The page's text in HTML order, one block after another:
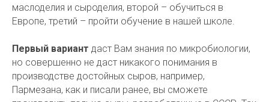
маслоделия и сыроделия, второй – обучиться в
Европе, третий – пройти обучение в нашей школе.
Первый вариант даст Вам знания по микробиологии,
но совершенно не даст никакого понимания в
производстве достойных сыров, например,
Пармезана, как и писали ранее, вы сможете